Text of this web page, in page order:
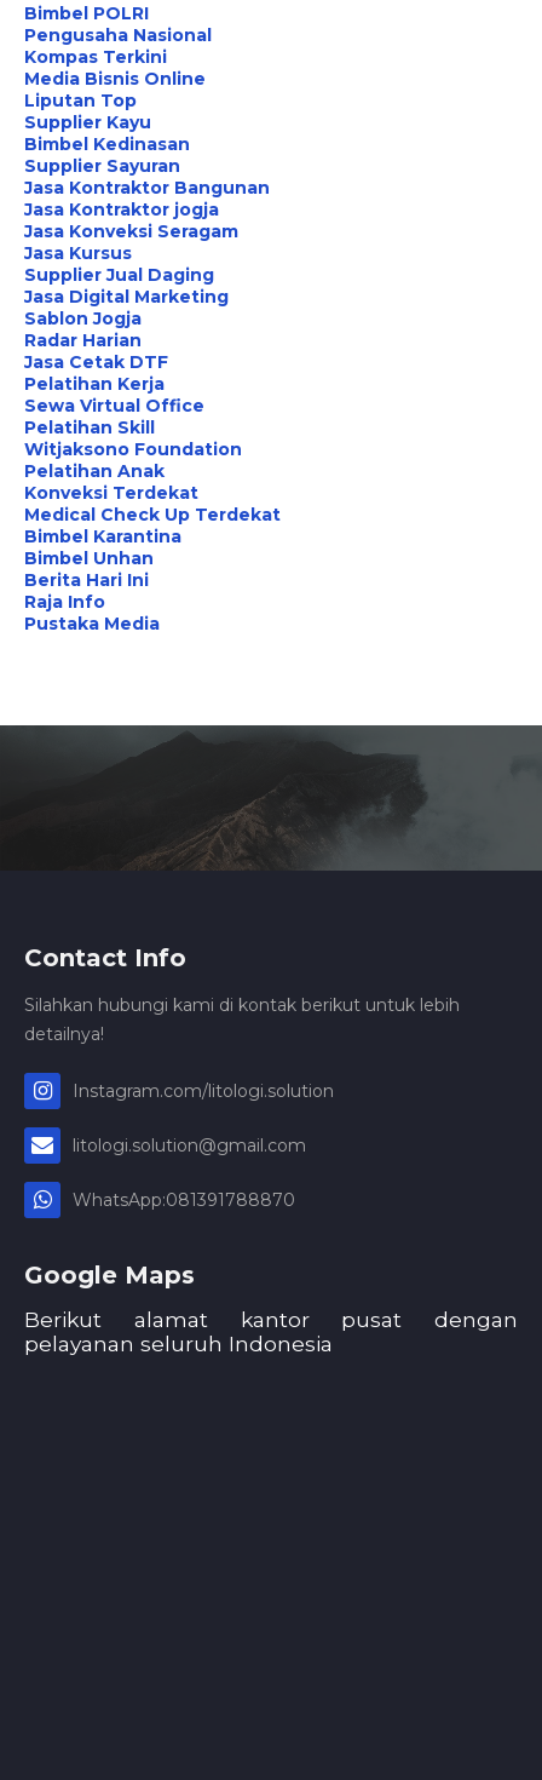
Bimbel POLRI
Pengusaha Nasional
Kompas Terkini
Media Bisnis Online
Liputan Top
Supplier Kayu
Bimbel Kedinasan
Supplier Sayuran
Jasa Kontraktor Bangunan
Jasa Kontraktor jogja
Jasa Konveksi Seragam
Jasa Kursus
Supplier Jual Daging
Jasa Digital Marketing
Sablon Jogja
Radar Harian
Jasa Cetak DTF
Pelatihan Kerja
Sewa Virtual Office
Pelatihan Skill
Witjaksono Foundation
Pelatihan Anak
Konveksi Terdekat
Medical Check Up Terdekat
Bimbel Karantina
Bimbel Unhan
Berita Hari Ini
Raja Info
Pustaka Media
Contact Info
Silahkan hubungi kami di kontak berikut untuk lebih
detailnya!
Instagram.com/litologi.solution
litologi.solution@gmail.com
WhatsApp:081391788870
Google Maps
Berikut alamat kantor pusat dengan
pelayanan seluruh Indonesia